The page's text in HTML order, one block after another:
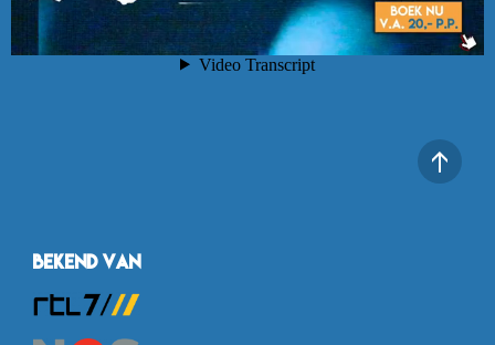
Bekend van